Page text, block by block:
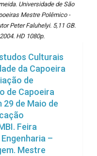
Universidade de São
Mestre Polêmico -
Peter Faluhelyi. 5,11 GB.
HD 1080p.
Culturais
da Capoeira
de
de Capoeira
29 de Maio de
Feira
–
Mestre